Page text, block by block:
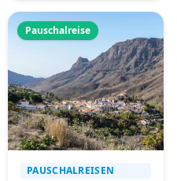
Pauschalreise
PAUSCHALREISEN